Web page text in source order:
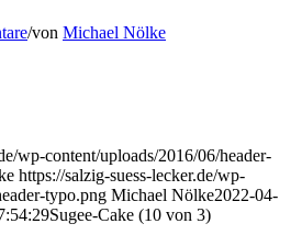
/von Michael Nölke
wp-content/uploads/2016/06/header-
https://salzig-suess-lecker.de/wp-
typo.png Michael Nölke2022-04-
Sugee-Cake (10 von 3)